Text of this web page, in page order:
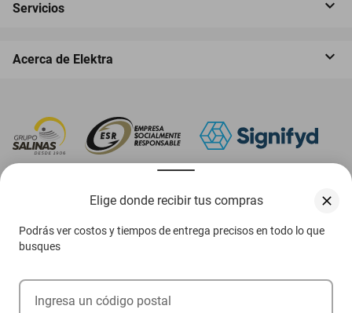
Elige donde recibir tus compras
Podrás ver costos y tiempos de entrega precisos en todo lo que
busques
Ingresa un código postal
Servicios
Acerca de Elektra
Ejerce tus derechos ARCO